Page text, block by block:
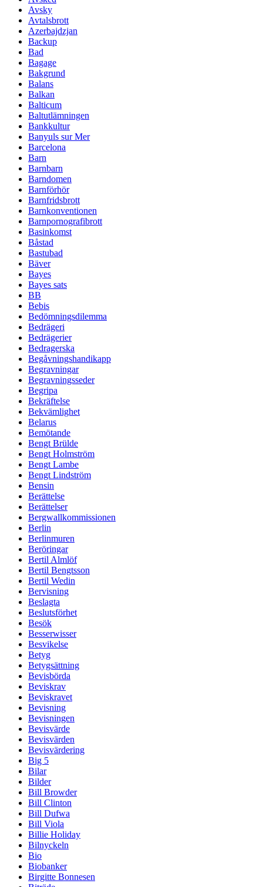
Avsky
Avtalsbrott
Azerbajdzjan
Backup
Bad
Bagage
Bakgrund
Balans
Balkan
Balticum
Baltutlämningen
Bankkultur
Banyuls sur Mer
Barcelona
Barn
Barnbarn
Barndomen
Barnförhör
Barnfridsbrott
Barnkonventionen
Barnpornografibrott
Basinkomst
Båstad
Bastubad
Bäver
Bayes
Bayes sats
BB
Bebis
Bedömningsdilemma
Bedrägeri
Bedrägerier
Bedragerska
Begåvningshandikapp
Begravningar
Begravningsseder
Begripa
Bekräftelse
Bekvämlighet
Belarus
Bemötande
Bengt Brülde
Bengt Holmström
Bengt Lambe
Bengt Lindström
Bensin
Berättelse
Berättelser
Bergwallkommissionen
Berlin
Berlinmuren
Beröringar
Bertil Almlöf
Bertil Bengtsson
Bertil Wedin
Bervisning
Beslagta
Beslutsförhet
Besök
Besserwisser
Besvikelse
Betyg
Betygsättning
Bevisbörda
Beviskrav
Beviskravet
Bevisning
Bevisningen
Bevisvärde
Bevisvärden
Bevisvärdering
Big 5
Bilar
Bilder
Bill Browder
Bill Clinton
Bill Dufwa
Bill Viola
Billie Holiday
Bilnyckeln
Bio
Biobanker
Birgitte Bonnesen